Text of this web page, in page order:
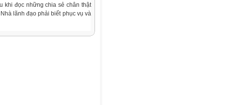
khi đọc những chia sẻ chân thật
lãnh đạo phải biết phục vụ và